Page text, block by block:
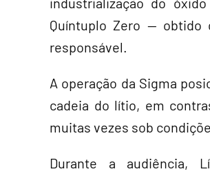
Quíntuplo Zero — obtido
responsável.
A operação da Sigma
cadeia do lítio, em
muitas vezes sob
Durante a audiência,